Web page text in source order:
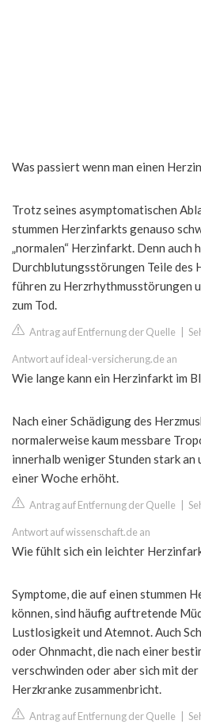
Was passiert wenn man einen
Trotz seines asymptomatischen
stummen Herzinfarkts genauso
„normalen“ Herzinfarkt. Denn auch
Durchblutungsstörungen Teile des
führen zu Herzrhythmusstörungen
zum Tod.
Antrag auf Entfernung der Quelle
Antwort auf ideal-versicherung.de an
Wie lange kann ein Herzinfarkt im
Nach einer Schädigung des
normalerweise kaum messbare
innerhalb weniger Stunden stark an
einer Woche erhöht.
Antrag auf Entfernung der Quelle
Antwort auf wissenschaft.de an
Wie fühlt sich ein leichter
Symptome, die auf einen stummen
können, sind häufig auftretende
Lustlosigkeit und Atemnot. Auch
oder Ohnmacht, die nach einer
verschwinden oder aber sich mit
Herzkranke zusammenbricht.
Antrag auf Entfernung der Quelle